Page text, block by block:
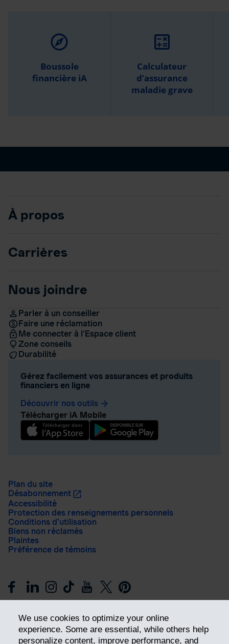
We use cookies to optimize your online
experience. Some are essential, while others help
personalize content, improve performance, and
explore
Boussole
financière iA
calculate
Calculateur
d’assurance
maladie grave
À propos
Carrières
Nous joindre
Parler à un conseiller
Faire une réclamation
Me connecter à l’Espace client
Zone conseils
Durabilité
Gérez facilement vos assurances et produits
financiers en ligne
Découvrir nos outils arrow_forward
Télécharger iA Mobile
Plan du site
Désabonnement
Accessibilité
Protection des renseignements personnels
Conditions d’utilisation
Biens non réclamés
Plaintes
Préférence de témoins